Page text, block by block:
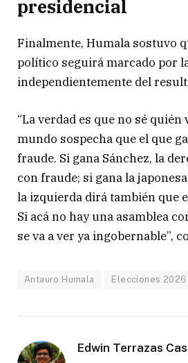
presidencial
Finalmente, Humala sostuvo
político seguirá marcado por
independientemente del
“La verdad es que no sé quién
mundo sospecha que el que
fraude. Si gana Sánchez, la
con fraude; si gana la
la izquierda dirá también que
Si acá no hay una asamblea
se va a ver ya ingobernable”,
Antauro Humala Elecciones 2026
Edwin Terrazas